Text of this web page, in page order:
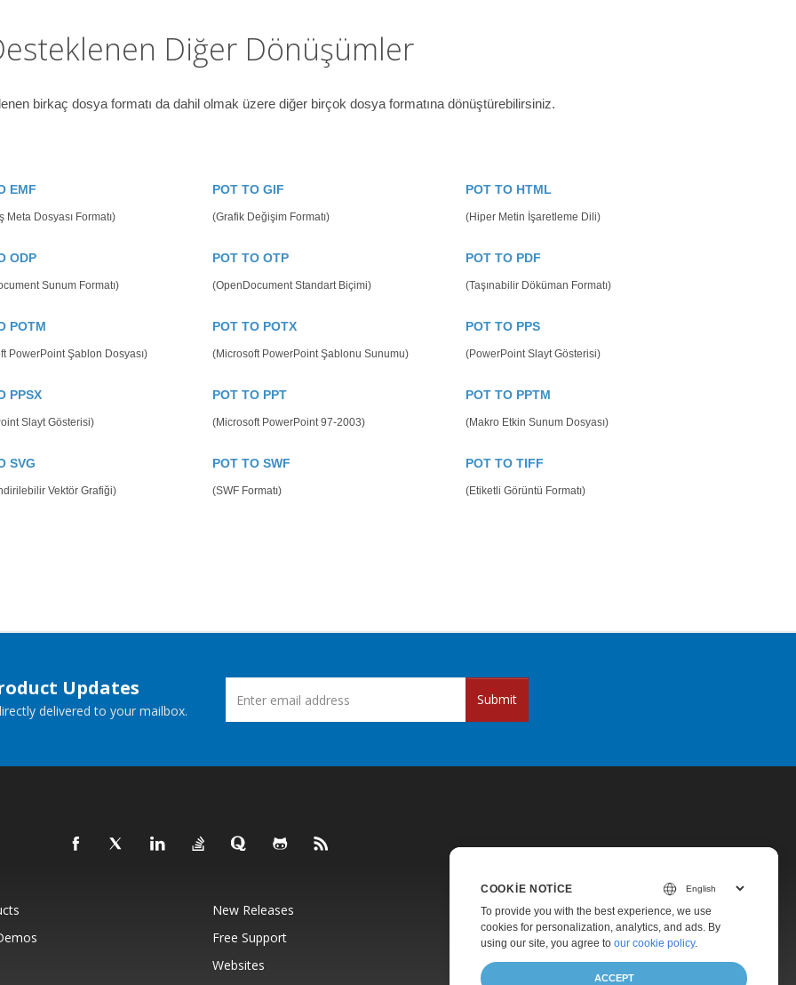
Diğer Dönüşümler
birkaç dosya formatı da dahil olmak üzere diğer birçok dosya formatına dönüştürebilirsiniz.
EMF
Meta Dosyası Formatı)
POT TO GIF
(Grafik Değişim Formatı)
POT TO HTML
(Hiper Metin İşaretleme Dili)
ODP
Sunum Formatı)
POT TO OTP
(OpenDocument Standart Biçimi)
POT TO PDF
(Taşınabilir Döküman Formatı)
POTM
PowerPoint Şablon Dosyası)
POT TO POTX
(Microsoft PowerPoint Şablonu Sunumu)
POT TO PPS
(PowerPoint Slayt Gösterisi)
PPSX
Slayt Gösterisi)
POT TO PPT
(Microsoft PowerPoint 97-2003)
POT TO PPTM
(Makro Etkin Sunum Dosyası)
SVG
Vektör Grafiği)
POT TO SWF
(SWF Formatı)
POT TO TIFF
(Etiketli Görüntü Formatı)
Updates
delivered to your mailbox.
Submit
New Releases
Pricing
Free Support
Paid Support
Websites
About
COOKIE NOTICE
To provide you with the best experience, we use
cookies for personalization, analytics, and ads. By
using our site, you agree to our cookie policy.
ACCEPT